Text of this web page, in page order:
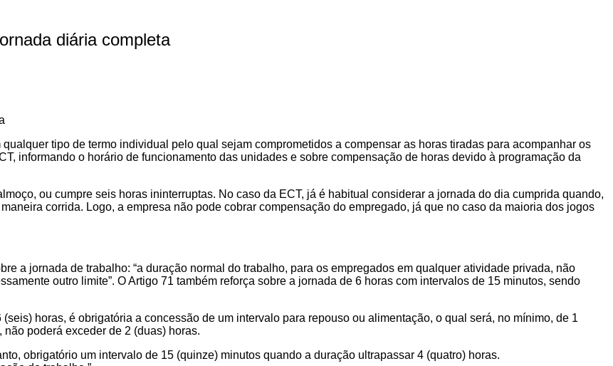
diária completa
tipo de termo individual pelo qual sejam comprometidos a compensar as horas tiradas para acompanhar os
informando o horário de funcionamento das unidades e sobre compensação de horas devido à programação da
ou cumpre seis horas ininterruptas. No caso da ECT, já é habitual considerar a jornada do dia cumprida quando,
corrida. Logo, a empresa não pode cobrar compensação do empregado, já que no caso da maioria dos jogos
a jornada de trabalho: “a duração normal do trabalho, para os empregados em qualquer atividade privada, não
outro limite”. O Artigo 71 também reforça sobre a jornada de 6 horas com intervalos de 15 minutos, sendo
horas, é obrigatória a concessão de um intervalo para repouso ou alimentação, o qual será, no mínimo, de 1
poderá exceder de 2 (duas) horas.
obrigatório um intervalo de 15 (quinze) minutos quando a duração ultrapassar 4 (quatro) horas.